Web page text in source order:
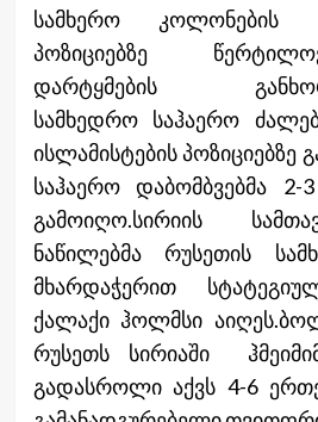
სამხერო
პოზიციებზე
დარტყმების
სამხედრო საჰაერო
ისლამისტების
საჰაერო დაბომბვებმა 2-
გამოიღო.სირიის
ნაწილებმა რუსეთის
მხარდაჭერით
ქალაქი ჰოლმსი
რუსეთს სირიაში
გადასროლი აქვს 4-6